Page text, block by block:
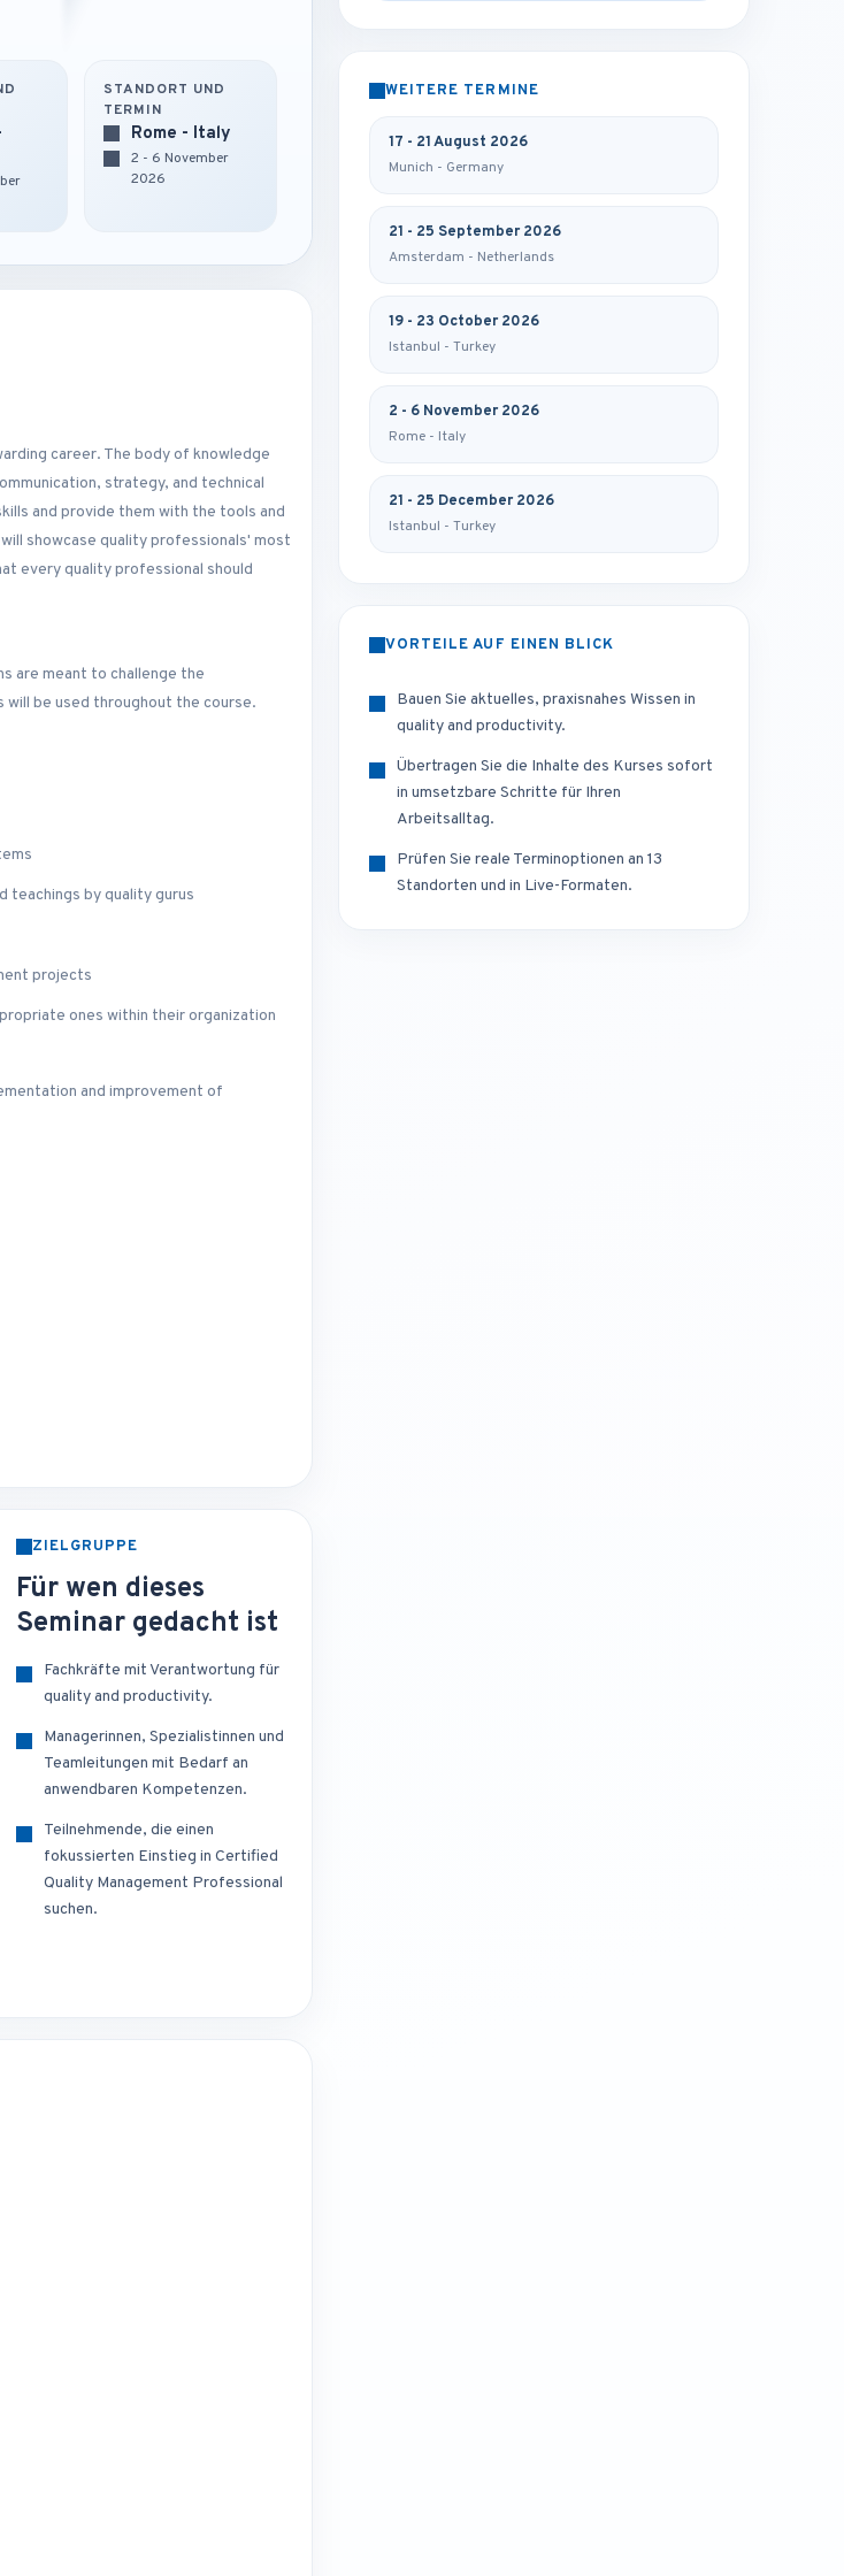
STANDORT UND
TERMIN
Rome - Italy
2 - 6 November
2026
career. The body of knowledge
strategy, and technical
and provide them with the tools and
showcase quality professionals' most
every quality professional should
are meant to challenge the
will be used throughout the course.
teachings by quality gurus
projects
ones within their organization
and improvement of
ZIELGRUPPE
Für wen dieses
Seminar gedacht ist
Fachkräfte mit Verantwortung für
quality and productivity.
Managerinnen, Spezialistinnen und
Teamleitungen mit Bedarf an
anwendbaren Kompetenzen.
Teilnehmende, die einen
fokussierten Einstieg in Certified
Quality Management Professional
suchen.
WEITERE TERMINE
17 - 21 August 2026
Munich - Germany
21 - 25 September 2026
Amsterdam - Netherlands
19 - 23 October 2026
Istanbul - Turkey
2 - 6 November 2026
Rome - Italy
21 - 25 December 2026
Istanbul - Turkey
VORTEILE AUF EINEN BLICK
Bauen Sie aktuelles, praxisnahes Wissen in
quality and productivity.
Übertragen Sie die Inhalte des Kurses sofort
in umsetzbare Schritte für Ihren
Arbeitsalltag.
Prüfen Sie reale Terminoptionen an 13
Standorten und in Live-Formaten.